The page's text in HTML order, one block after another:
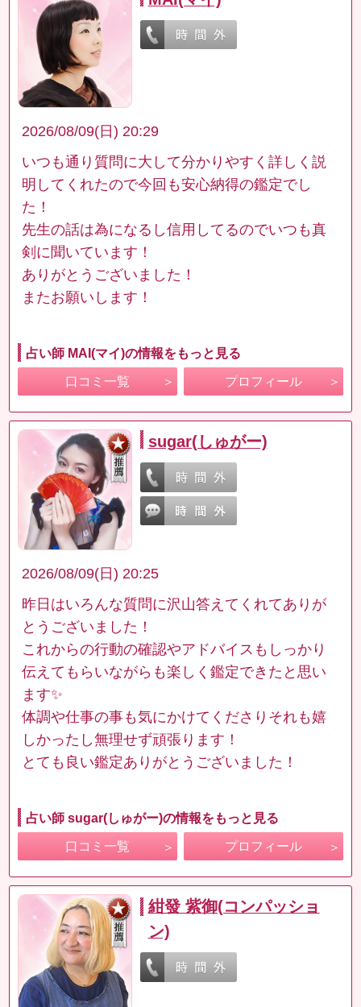
2026/08/09(日) 20:29
いつも通り質問に大して分かりやすく詳しく説
明してくれたので今回も安心納得の鑑定でし
た！
先生の話は為になるし信用してるのでいつも真
剣に聞いています！
ありがとうございました！
またお願いします！
占い師 MAI(マイ)の情報をもっと見る
口コミ一覧 プロフィール
sugar(しゅがー)
2026/08/09(日) 20:25
昨日はいろんな質問に沢山答えてくれてありが
とうございました！
これからの行動の確認やアドバイスもしっかり
伝えてもらいながらも楽しく鑑定できたと思い
ます✨
体調や仕事の事も気にかけてくださりそれも嬉
しかったし無理せず頑張ります！
とても良い鑑定ありがとうございました！
占い師 sugar(しゅがー)の情報をもっと見る
口コミ一覧 プロフィール
紺發 紫御(コンパッショ
ン)